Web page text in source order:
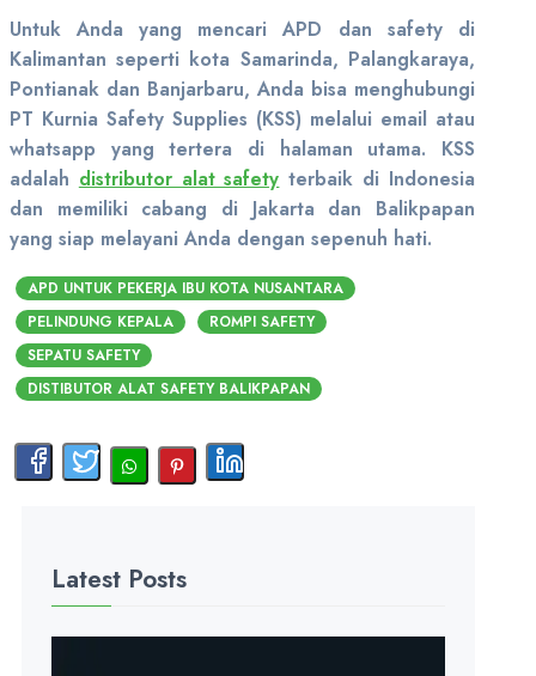
Untuk Anda yang mencari APD dan safety di
Kalimantan seperti kota Samarinda, Palangkaraya,
Pontianak dan Banjarbaru, Anda bisa menghubungi
PT Kurnia Safety Supplies (KSS) melalui email atau
whatsapp yang tertera di halaman utama. KSS
adalah distributor alat safety terbaik di Indonesia
dan memiliki cabang di Jakarta dan Balikpapan
yang siap melayani Anda dengan sepenuh hati.
APD UNTUK PEKERJA IBU KOTA NUSANTARA
PELINDUNG KEPALA
ROMPI SAFETY
SEPATU SAFETY
DISTIBUTOR ALAT SAFETY BALIKPAPAN
Latest Posts